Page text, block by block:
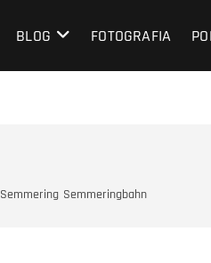
BLOG FOTOGRAFIA
Semmering Semmeringbahn